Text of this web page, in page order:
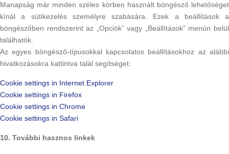
Manapság már minden széles körben használt böngésző lehetőséget
kínál a sütikezelés személyre szabására. Ezek a beállítások a
böngészőben rendszerint az „Opciók” vagy „Beállítások” menün belül
találhatók.
Az egyes böngésző-típusokkal kapcsolatos beállításokhoz az alábbi
hivatkozásokra kattintva talál segítséget:
Cookie settings in Internet Explorer
Cookie settings in Firefox
Cookie settings in Chrome
Cookie settings in Safari
10. További hasznos linkek